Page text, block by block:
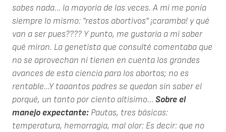
sabes nada... la mayoría de las veces. A mi me ponía
siempre lo mismo: "restos abortivos" ¡caramba! y qué
van a ser pues???? Y punto, me gustaría a mi saber
qué miran. La genetista que consulté comentaba que
no se aprovechan ni tienen en cuenta los grandes
avances de esta ciencia para los abortos; no es
rentable...Y taaantos padres se quedan sin saber el
porqué, un tanto por ciento altísimo... Sobre el
manejo expectante: Pautas, tres básicas:
temperatura, hemorragia, mal olor: Es decir: que no